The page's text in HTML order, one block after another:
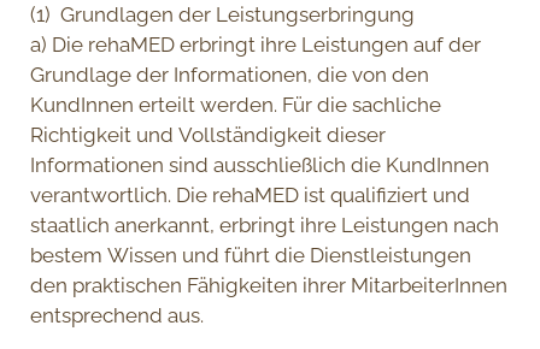
(1) Grundlagen der Leistungserbringung
a) Die rehaMED erbringt ihre Leistungen auf der
Grundlage der Informationen, die von den
KundInnen erteilt werden. Für die sachliche
Richtigkeit und Vollständigkeit dieser
Informationen sind ausschließlich die KundInnen
verantwortlich. Die rehaMED ist qualifiziert und
staatlich anerkannt, erbringt ihre Leistungen nach
bestem Wissen und führt die Dienstleistungen
den praktischen Fähigkeiten ihrer MitarbeiterInnen
entsprechend aus.